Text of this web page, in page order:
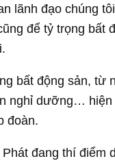
lãnh đạo chúng
để tỷ trọng bất
bất động sản, từ
nghỉ dưỡng… hiện
đoàn.
Phát đang thí điểm